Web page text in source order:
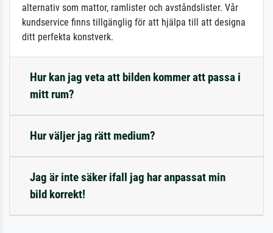
alternativ som mattor, ramlister och avståndslister. Vår
kundservice finns tillgänglig för att hjälpa till att designa
ditt perfekta konstverk.
Hur kan jag veta att bilden kommer att passa i
mitt rum?
Hur väljer jag rätt medium?
Jag är inte säker ifall jag har anpassat min
bild korrekt!